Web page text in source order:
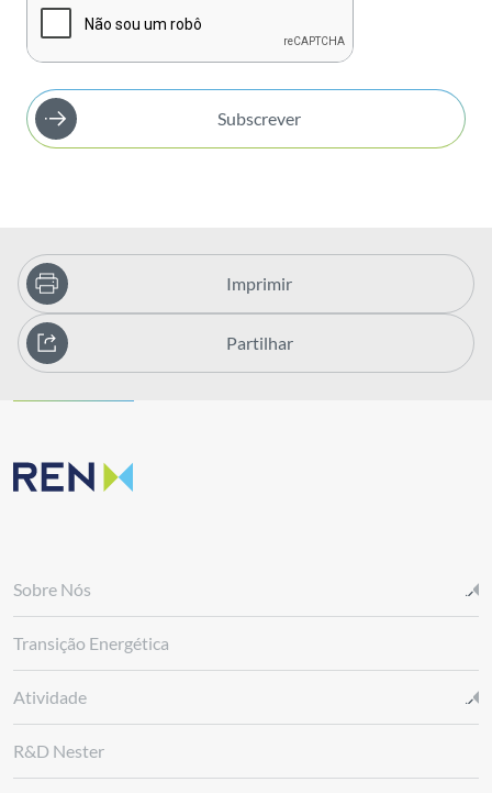
Subscrever
Imprimir
Partilhar
Sobre Nós
Transição Energética
Atividade
R&D Nester